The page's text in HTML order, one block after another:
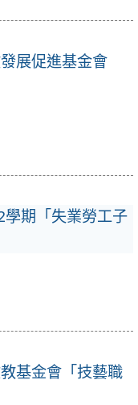
展促進基金會
期「失業勞工子
基金會「技藝職